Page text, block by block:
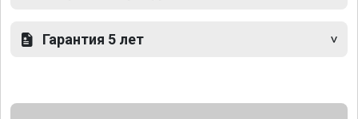
Гарантия 5 лет